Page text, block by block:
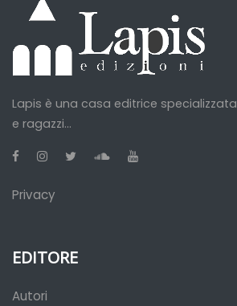
Lapis è una casa editrice
e ragazzi...
Privacy
EDITORE
Autori